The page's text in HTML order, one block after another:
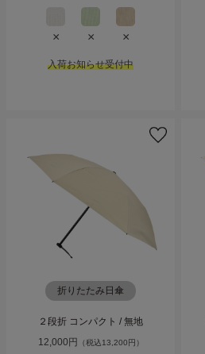
× × ×
入荷お知らせ受付中
折りたたみ日傘
２段折 コンパクト / 無地
12,000円
（税込13,200円）